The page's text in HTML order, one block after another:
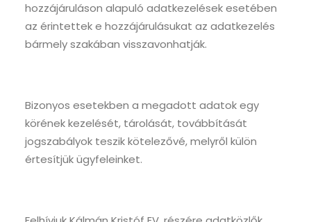
hozzájáruláson alapuló adatkezelések esetében
az érintettek e hozzájárulásukat az adatkezelés
bármely szakában visszavonhatják.
Bizonyos esetekben a megadott adatok egy
körének kezelését, tárolását, továbbítását
jogszabályok teszik kötelezővé, melyről külön
értesítjük ügyfeleinket.